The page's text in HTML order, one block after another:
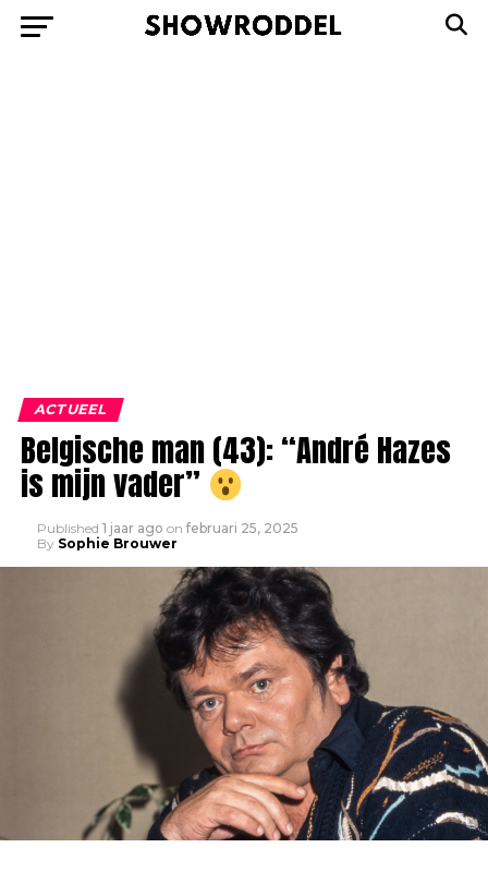
ACTUEEL
Belgische man (43): “André Hazes
is mijn vader”
Published 1 jaar ago on februari 25, 2025
By Sophie Brouwer